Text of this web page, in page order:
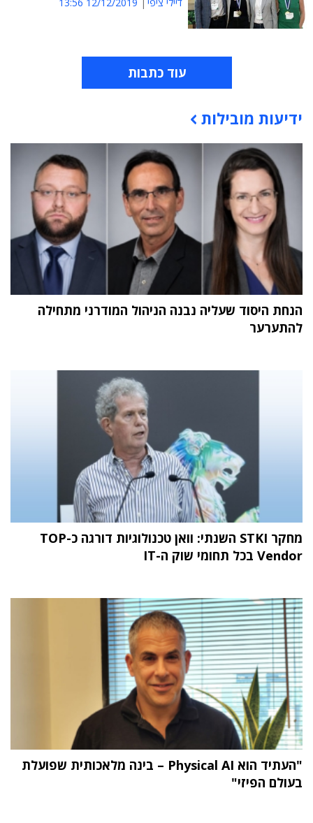
עוד כתבות
תוכן פרסומי
ידיעות מובילות
הנחת היסוד שעליה נבנה הניהול המודרני מתחילה
להתערער
מחקר STKI השנתי: וואן טכנולוגיות דורגה כ-TOP
Vendor בכל תחומי שוק ה-IT
"העתיד הוא Physical AI – בינה מלאכותית שפועלת
בעולם הפיזי"